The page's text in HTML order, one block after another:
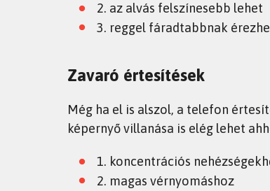
2. az alvás felszínesebb lehet
3. reggel fáradtabbnak
Zavaró értesítések
Még ha el is alszol, a telefon
képernyő villanása is elég lehet
1. koncentrációs
2. magas vérnyomáshoz